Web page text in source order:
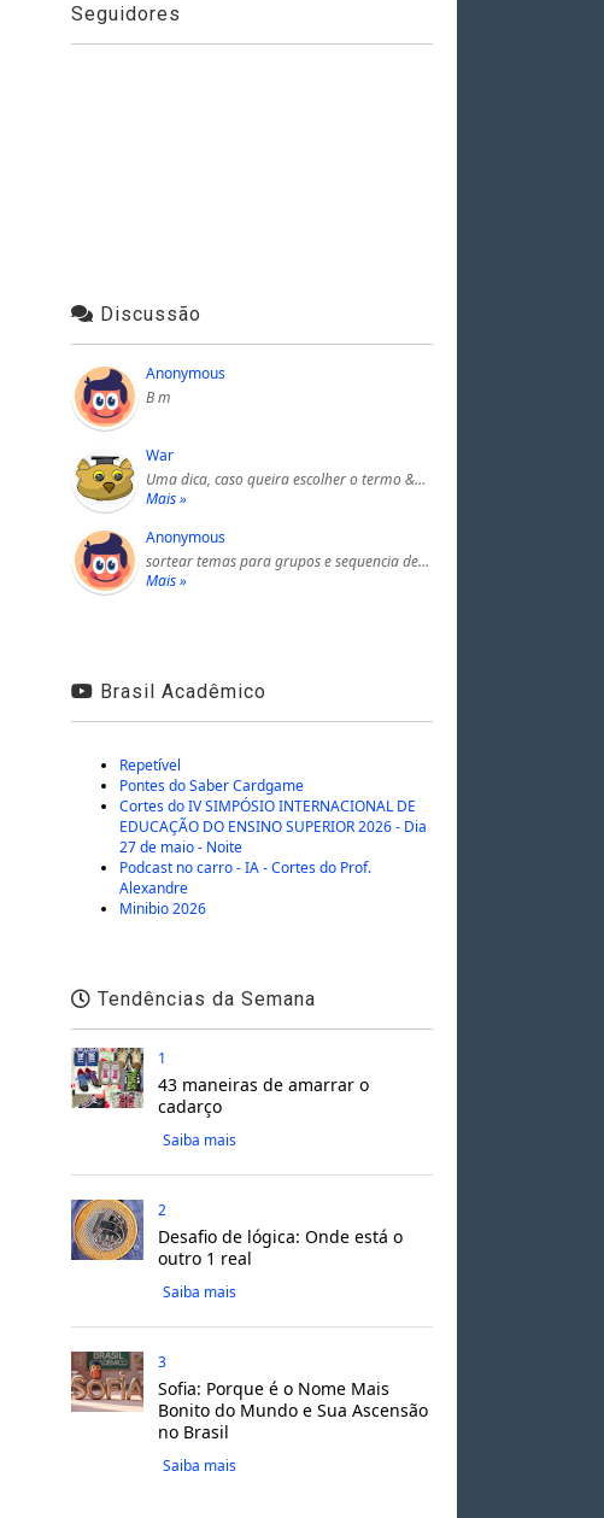
Seguidores
Discussão
Anonymous
B m
War
Uma dica, caso queira escolher o termo &…
Mais »
Anonymous
sortear temas para grupos e sequencia de…
Mais »
Brasil Acadêmico
Repetível
Pontes do Saber Cardgame
Cortes do IV SIMPÓSIO INTERNACIONAL DE
EDUCAÇÃO DO ENSINO SUPERIOR 2026 - Dia
27 de maio - Noite
Podcast no carro - IA - Cortes do Prof.
Alexandre
Minibio 2026
Tendências da Semana
1
43 maneiras de amarrar o
cadarço
Saiba mais
2
Desafio de lógica: Onde está o
outro 1 real
Saiba mais
3
Sofia: Porque é o Nome Mais
Bonito do Mundo e Sua Ascensão
no Brasil
Saiba mais